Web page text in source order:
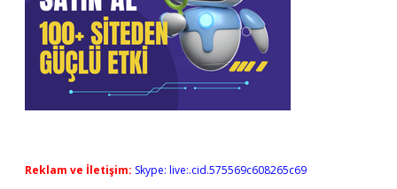
Reklam ve İletişim: Skype: live:.cid.575569c608265c69